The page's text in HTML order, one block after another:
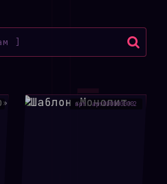
арт. арт0000000002